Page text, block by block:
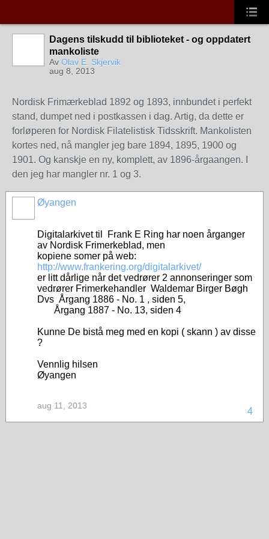
Dagens tilskudd til biblioteket - og oppdatert
mankoliste
Av Olav E. Skjervik
aug 8, 2013
Nordisk Frimærkeblad 1892 og 1893, innbundet i perfekt
stand, dumpet ned i postkassen i dag. Artig, da dette er
forløperen for Nordisk Filatelistisk Tidsskrift. Mankolisten
kortes ned, nå mangler jeg bare 1894, 1895, 1900 og
1901. Og kanskje en ny, komplett, av 1896-årgaangen. I
den jeg har mangler nr. 1 og 3.
Øyangen
Digitalarkivet til Frank E Ring har noen årganger
av Nordisk Frimerkeblad, men
kopiene somer på web:
http://www.frankering.org/digitalarkivet/
er litt dårlige når det vedrører 2 annonseringer som
vedrører Frimerkehandler Waldemar Birger Bøgh
Dvs Årgang 1886 - No. 1 , siden 5,
Årgang 1887 - No. 13, siden 4
Kunne De bistå meg med en kopi ( skann ) av disse
?
Vennlig hilsen
Øyangen
4
aug 11, 2013